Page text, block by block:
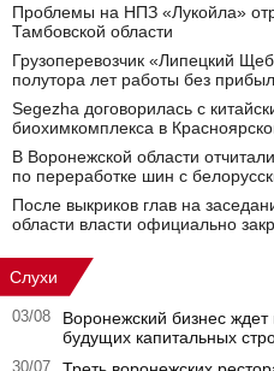
Проблемы на НПЗ «Лукойла»
Тамбовской области
Грузоперевозчик «Липецкий
полутора лет работы без
Segezha договорилась с
биохимкомплекса в
В Воронежской области
по переработке шин с
После выкриков глав на
области власти официально
Слухи
03/08
Воронежский бизнес
будущих капитальных
30/07